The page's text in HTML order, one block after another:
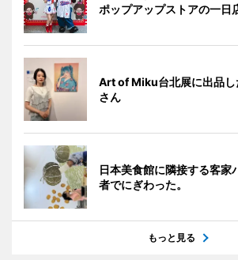
ポップアップストアの一日
Art of Miku台北展に出品し
さん
日本美食館に隣接する客家
者でにぎわった。
もっと見る